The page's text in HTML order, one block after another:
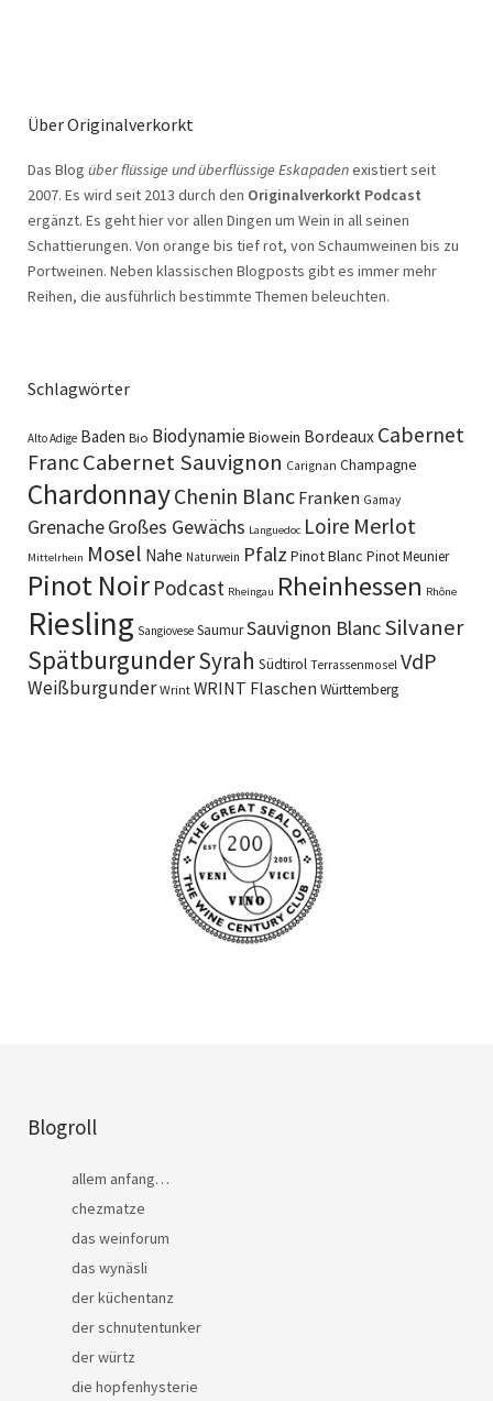
Über Originalverkorkt
Das Blog über flüssige und überflüssige Eskapadenexistiert seit
2007. Es wird seit 2013 durch den Originalverkorkt Podcast
ergänzt. Es geht hier vor allen Dingen um Wein in all seinen
Schattierungen. Von orange bis tief rot, von Schaumweinen bis zu
Portweinen. Neben klassischen Blogposts gibt es immer mehr
Reihen, die ausführlich bestimmte Themen beleuchten.
Schlagwörter
Alto Adige Baden Bio BiodynamieBiowein Bordeaux Cabernet
FrancCabernet Sauvignon Carignan Champagne
ChardonnayChenin Blanc Franken Gamay
GrenacheGroßes Gewächs Languedoc Loire Merlot
Mittelrhein Mosel Nahe Naturwein Pfalz Pinot Blanc Pinot Meunier
Pinot Noir Podcast Rheingau Rheinhessen Rhône
Riesling Sangiovese SaumurSauvignon BlancSilvaner
SpätburgunderSyrah Südtirol Terrassenmosel VdP
Weißburgunder Wrint WRINT Flaschen Württemberg
Blogroll
allem anfang…
chezmatze
das weinforum
das wynäsli
der küchentanz
der schnutentunker
der würtz
die hopfenhysterie